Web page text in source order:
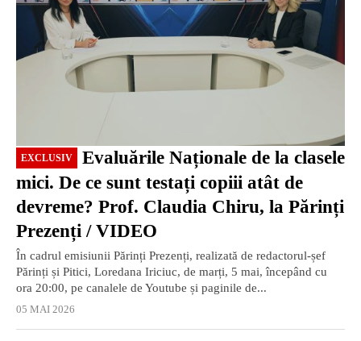
EXCLUSIV
mici. De ce sunt testați copiii atât de
devreme? Prof. Claudia Chiru, la Părinți
Prezenți / VIDEO
În cadrul emisiunii Părinți Prezenți, realizată de redactorul-șef
Părinți și Pitici, Loredana Iriciuc, de marți, 5 mai, începând cu
ora 20:00, pe canalele de Youtube și paginile de...
05 MAI 2026